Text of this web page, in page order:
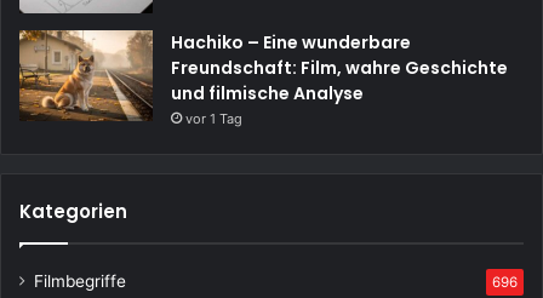
Hachiko – Eine wunderbare
Freundschaft: Film, wahre Geschichte
und filmische Analyse
vor 1 Tag
Kategorien
Filmbegriffe 696